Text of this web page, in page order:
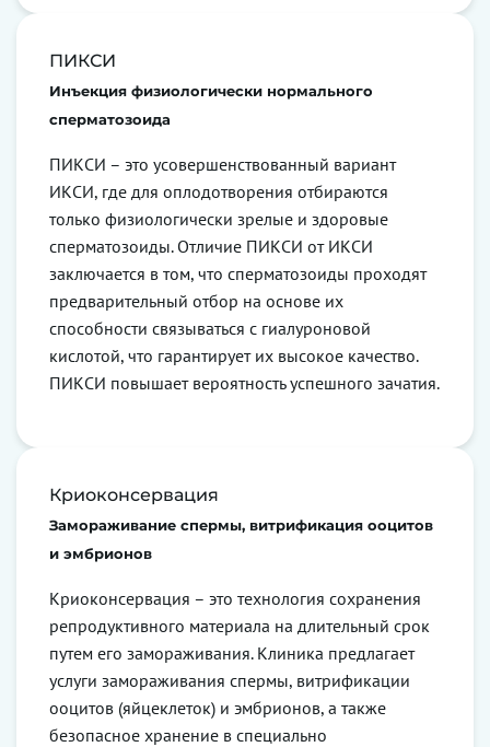
ПИКСИ
Инъекция физиологически нормального
сперматозоида
ПИКСИ – это усовершенствованный вариант
ИКСИ, где для оплодотворения отбираются
только физиологически зрелые и здоровые
сперматозоиды. Отличие ПИКСИ от ИКСИ
заключается в том, что сперматозоиды проходят
предварительный отбор на основе их
способности связываться с гиалуроновой
кислотой, что гарантирует их высокое качество.
ПИКСИ повышает вероятность успешного зачатия.
Криоконсервация
Замораживание спермы, витрификация ооцитов
и эмбрионов
Криоконсервация – это технология сохранения
репродуктивного материала на длительный срок
путем его замораживания. Клиника предлагает
услуги замораживания спермы, витрификации
ооцитов (яйцеклеток) и эмбрионов, а также
безопасное хранение в специально